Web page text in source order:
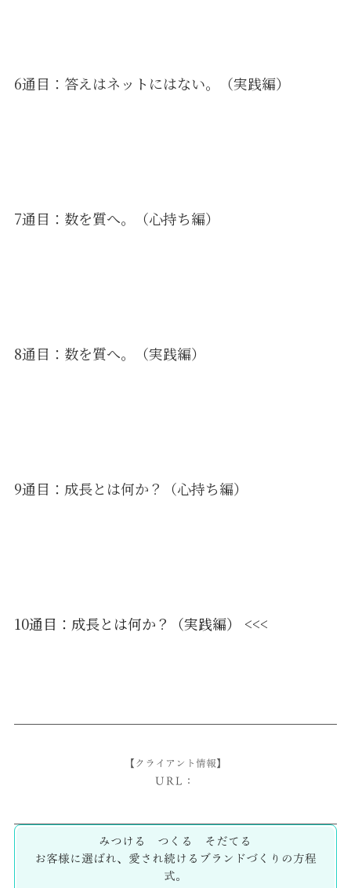
6通目：答えはネットにはない。（実践編）
7通目：数を質へ。（心持ち編）
8通目：数を質へ。（実践編）
9通目：成長とは何か？（心持ち編）
10通目：成長とは何か？（実践編） <<<
【クライアント情報】
URL：
みつける つくる そだてる
お客様に選ばれ、愛され続けるブランドづくりの方程
式。